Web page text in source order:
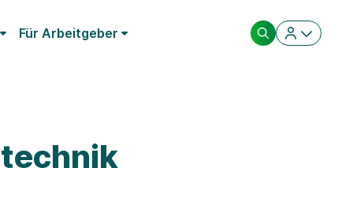
Für Arbeitgeber